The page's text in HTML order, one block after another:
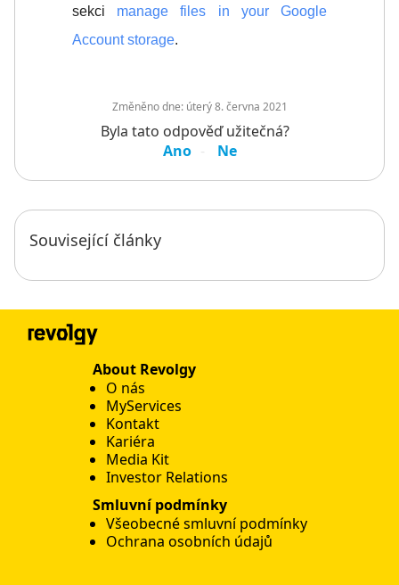
sekci manage files in your Google
Account storage.
Změněno dne: úterý 8. června 2021
Byla tato odpověď užitečná?
Ano
Ne
Související články
About Revolgy
O nás
MyServices
Kontakt
Kariéra
Media Kit
Investor Relations
Smluvní podmínky
Všeobecné smluvní podmínky
Ochrana osobních údajů